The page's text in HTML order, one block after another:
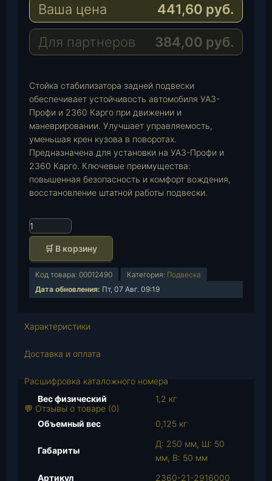
r
a
m
s
A
p
a
i
l
Ваша цена 441,60 руб.
Для партнеров 384,00 руб.
Стойка стабилизатора задней подвески
обеспечивает устойчивость автомобиля УАЗ-
Профи и 2360 Карго при движении и
маневрировании. Улучшает управляемость,
уменьшая крен кузова в поворотах.
Предназначена для установки на УАЗ-Профи и
2360 Карго. Ключевые преимущества:
повышенная безопасность и комфорт вождения,
восстановление штатной работы подвески.
К
о
и
т
о
о
а
🛒 В корзину
Код товара: 00012490 Категория: Подвеска
Дата обновления: Пт, 07 Авг. 09:19
Характеристики
Доставка и оплата
Расшифровка каталожного номера
💬 Отзывы о товаре (0)
Вес физический 1,2 кг
Объемный вес 0,125 кг
Габариты
Д: 250 мм, Ш: 50
мм, В: 50 мм
Артикул
2360-21-2916000